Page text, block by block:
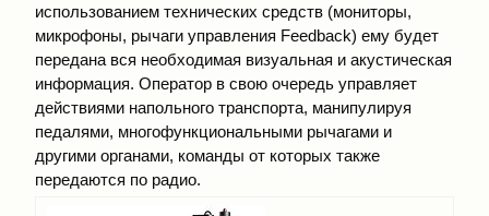
использованием технических средств (мониторы,
микрофоны, рычаги управления Fееdbасk) ему будет
передана вся необходимая визуальная и акустическая
информация. Оператор в свою очередь управляет
действиями напольного транспорта, манипулируя
педалями, многофункциональными рычагами и
другими органами, команды от которых также
передаются по радио.